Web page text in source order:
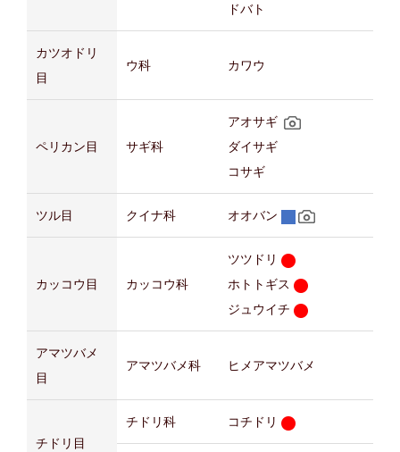
ドバト
カツオドリ
目
ウ科 カワウ
ペリカン目 サギ科
アオサギ
ダイサギ
コサギ
ツル目 クイナ科 オオバン
カッコウ目 カッコウ科
ツツドリ
ホトトギス
ジュウイチ
アマツバメ
目
アマツバメ科 ヒメアマツバメ
チドリ目
チドリ科 コチドリ